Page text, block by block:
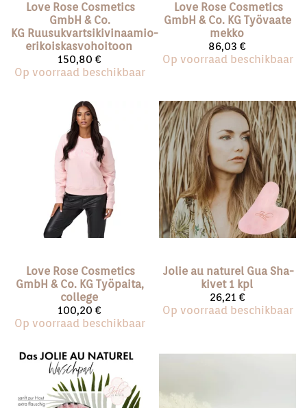
Love Rose Cosmetics
GmbH & Co.
KG Ruusukvartsikivinaamio-
erikoiskasvohoitoon
150,80 €
Op voorraad beschikbaar
Love Rose Cosmetics
GmbH & Co. KG Työvaate
mekko
86,03 €
Op voorraad beschikbaar
Love Rose Cosmetics
GmbH & Co. KG Työpaita,
college
100,20 €
Op voorraad beschikbaar
Jolie au naturel Gua Sha-
kivet 1 kpl
26,21 €
Op voorraad beschikbaar